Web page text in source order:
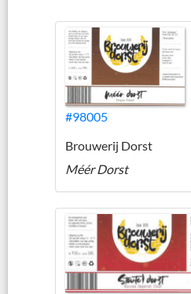
#98005
Brouwerij Dorst
Méér Dorst